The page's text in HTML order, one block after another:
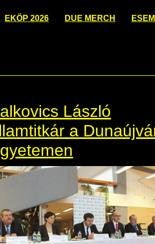
EKÖP 2026 DUE MERCH
László
a